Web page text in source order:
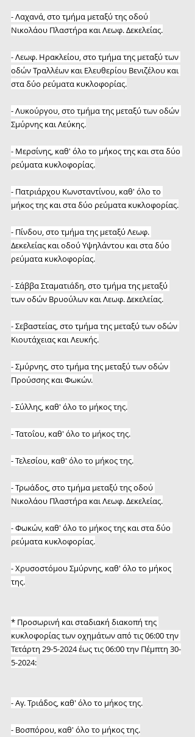
- Λαχανά, στο τμήμα μεταξύ της οδού
Νικολάου Πλαστήρα και Λεωφ. Δεκελείας.
- Λεωφ. Ηρακλείου, στο τμήμα της μεταξύ των
οδών Τραλλέων και Ελευθερίου Βενιζέλου και
στα δύο ρεύματα κυκλοφορίας.
- Λυκούργου, στο τμήμα της μεταξύ των οδών
Σμύρνης και Λεύκης.
- Μερσίνης, καθ' όλο το μήκος της και στα δύο
ρεύματα κυκλοφορίας.
- Πατριάρχου Κωνσταντίνου, καθ' όλο το
μήκος της και στα δύο ρεύματα κυκλοφορίας.
- Πίνδου, στο τμήμα της μεταξύ Λεωφ.
Δεκελείας και οδού Υψηλάντου και στα δύο
ρεύματα κυκλοφορίας.
- Σάββα Σταματιάδη, στο τμήμα της μεταξύ
των οδών Βρυούλων και Λεωφ. Δεκελείας.
- Σεβαστείας, στο τμήμα της μεταξύ των οδών
Κιουτάχειας και Λευκής.
- Σμύρνης, στο τμήμα της μεταξύ των οδών
Προύσσης και Φωκών.
- Σύλλης, καθ' όλο το μήκος της.
- Τατοΐου, καθ' όλο το μήκος της.
- Τελεσίου, καθ' όλο το μήκος της.
- Τρωάδος, στο τμήμα μεταξύ της οδού
Νικολάου Πλαστήρα και Λεωφ. Δεκελείας.
- Φωκών, καθ' όλο το μήκος της και στα δύο
ρεύματα κυκλοφορίας.
- Χρυσοστόμου Σμύρνης, καθ' όλο το μήκος
της.
* Προσωρινή και σταδιακή διακοπή της
κυκλοφορίας των οχημάτων από τις 06:00 την
Τετάρτη 29-5-2024 έως τις 06:00 την Πέμπτη 30-
5-2024:
- Αγ. Τριάδος, καθ' όλο το μήκος της.
- Βοσπόρου, καθ' όλο το μήκος της.